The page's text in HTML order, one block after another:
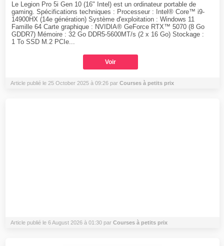
Le Legion Pro 5i Gen 10 (16" Intel) est un ordinateur portable de
gaming. Spécifications techniques : Processeur : Intel® Core™ i9-
14900HX (14e génération) Système d'exploitation : Windows 11
Famille 64 Carte graphique : NVIDIA® GeForce RTX™ 5070 (8 Go
GDDR7) Mémoire : 32 Go DDR5-5600MT/s (2 x 16 Go) Stockage :
1 To SSD M.2 PCIe...
Voir
Article publié le 25 October 2025 à 09:26 par Courses à petits prix
Article publié le 6 August 2026 à 01:30 par Courses à petits prix